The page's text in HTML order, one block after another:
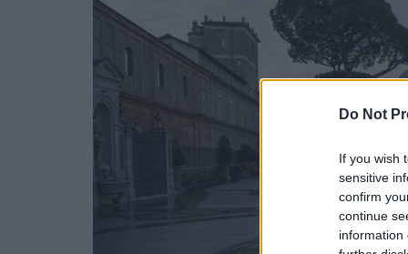
Do Not
If you wish
sensitive
confirm
continue
information